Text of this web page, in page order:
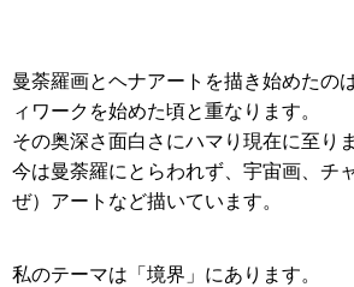
曼荼羅画とヘナアートを描き始めたの
ィワークを始めた頃と重なります。
その奥深さ面白さにハマり現在に至りま
今は曼荼羅にとらわれず、宇宙画、チ
ぜ）アートなど描いています。
私のテーマは「境界」にあります。